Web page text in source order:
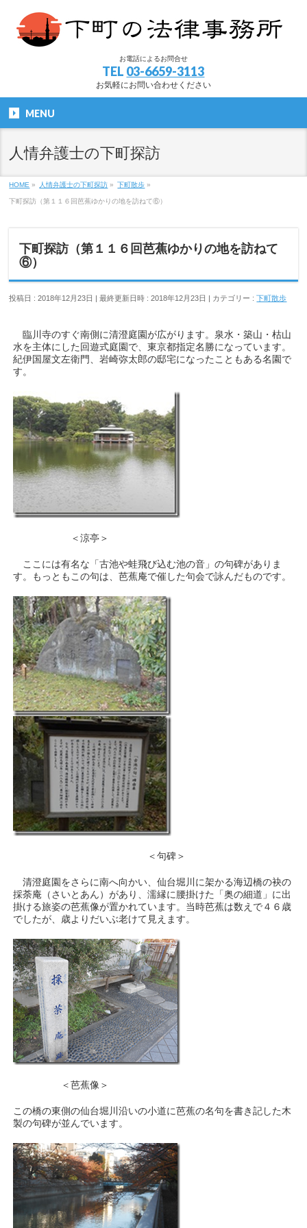
お電話によるお問合せ
TEL 03-6659-3113
お気軽にお問い合わせください
MENU
人情弁護士の下町探訪
HOME » 人情弁護士の下町探訪 » 下町散歩 »
下町探訪（第１１６回芭蕉ゆかりの地を訪ねて⑥）
下町探訪（第１１６回芭蕉ゆかりの地を訪ねて
⑥）
投稿日 : 2018年12月23日 最終更新日時 : 2018年12月23日 カテゴリー :下町散歩
臨川寺のすぐ南側に清澄庭園が広がります。泉水・築山・枯山
水を主体にした回遊式庭園で、東京都指定名勝になっています。
紀伊国屋文左衛門、岩崎弥太郎の邸宅になったこともある名園で
す。
＜涼亭＞
ここには有名な「古池や蛙飛び込む池の音」の句碑がありま
す。もっともこの句は、芭蕉庵で催した句会で詠んだものです。
＜句碑＞
清澄庭園をさらに南へ向かい、仙台堀川に架かる海辺橋の袂の
採荼庵（さいとあん）があり、濡縁に腰掛けた「奥の細道」に出
掛ける旅姿の芭蕉像が置かれています。当時芭蕉は数えで４６歳
でしたが、歳よりだいぶ老けて見えます。
＜芭蕉像＞
この橋の東側の仙台堀川沿いの小道に芭蕉の名句を書き記した木
製の句碑が並んでいます。